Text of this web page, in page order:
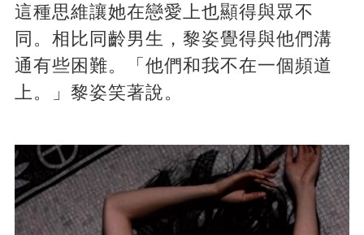
這種思維讓她在戀愛上也顯得與眾不
同。相比同齡男生，黎姿覺得與他們溝
通有些困難。「他們和我不在一個頻道
上。」黎姿笑著說。